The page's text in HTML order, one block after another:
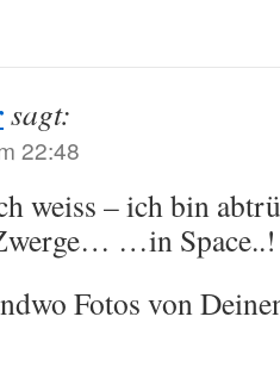
sagt:
22:48
weiss – ich bin
…in Space..!
Fotos von